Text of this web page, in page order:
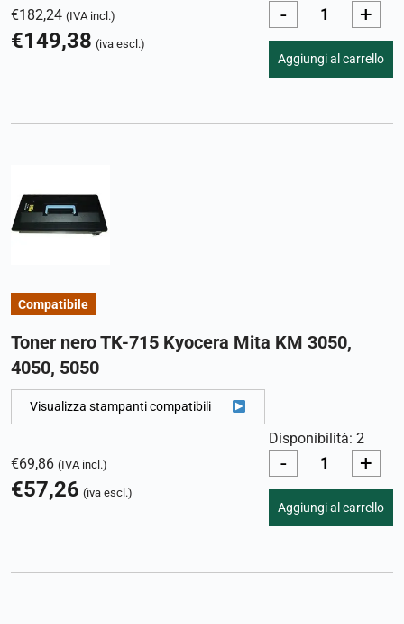
€182,24 (IVA incl.)
€149,38 (iva escl.)
- +
Aggiungi al carrello
Compatibile
Toner nero TK-715 Kyocera Mita KM 3050,
4050, 5050
Visualizza stampanti compatibili
€69,86 (IVA incl.)
€57,26 (iva escl.)
Disponibilità: 2
- +
Aggiungi al carrello